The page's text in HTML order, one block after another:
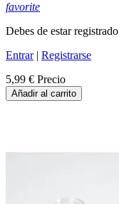
favorite
Debes de estar registrado
Entrar| Registrarse
5,99 € Precio
Añadir al carrito